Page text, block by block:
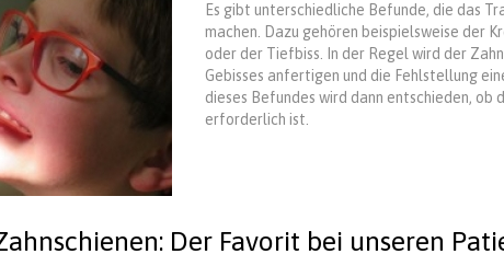
Es gibt unterschiedliche Befunde, die das
machen. Dazu gehören beispielsweise der
oder der Tiefbiss. In der Regel wird der
Gebisses anfertigen und die Fehlstellung
dieses Befundes wird dann entschieden, ob
erforderlich ist.
Der Favorit bei unseren